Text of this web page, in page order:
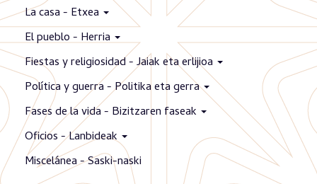
La casa - Etxea
El pueblo - Herria
Fiestas y religiosidad - Jaiak eta erlijioa
Política y guerra - Politika eta gerra
Fases de la vida - Bizitzaren faseak
Oficios - Lanbideak
Miscelánea - Saski-naski